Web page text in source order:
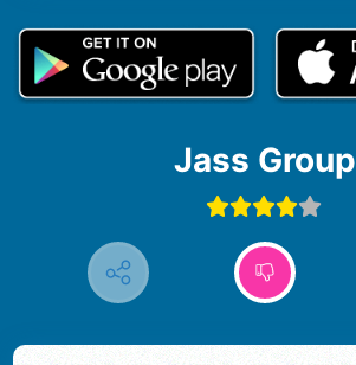
Jass Group